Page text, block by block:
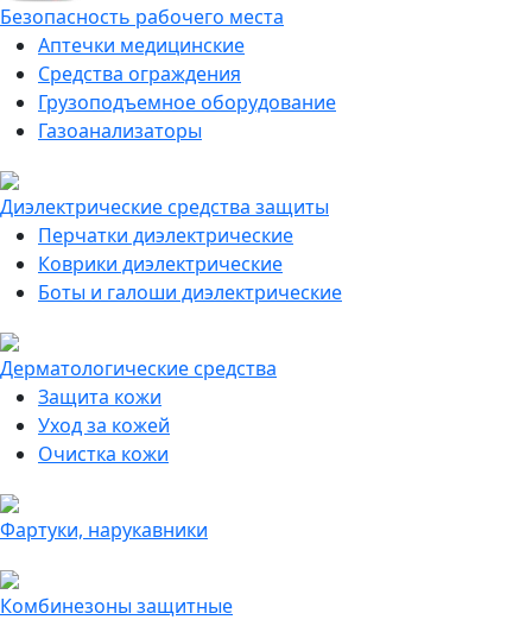
Безопасность рабочего места
Аптечки медицинские
Средства ограждения
Грузоподъемное оборудование
Газоанализаторы
Диэлектрические средства защиты
Перчатки диэлектрические
Коврики диэлектрические
Боты и галоши диэлектрические
Дерматологические средства
Защита кожи
Уход за кожей
Очистка кожи
Фартуки, нарукавники
Комбинезоны защитные